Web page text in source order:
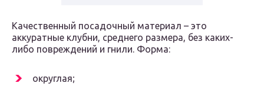
Качественный посадочный материал – это
аккуратные клубни, среднего размера, без каких-
либо повреждений и гнили. Форма:
округлая;